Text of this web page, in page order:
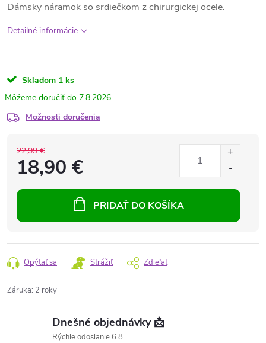
Dámsky náramok so srdiečkom z chirurgickej ocele.
Detailné informácie
Skladom 1 ks
7.8.2026
Možnosti doručenia
22,99 €
18,90 €
PRIDAŤ DO KOŠÍKA
Opýtať sa Strážiť Zdieľať
Záruka: 2 roky
Dnešné objednávky 📩
Rýchle odoslanie 6.8.